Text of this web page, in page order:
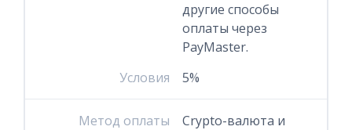
другие способы
оплаты через
PayMaster.
Условия
5%
Метод оплаты
Crypto-валюта и